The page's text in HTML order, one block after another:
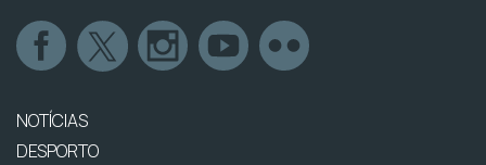
NOTÍCIAS
DESPORTO